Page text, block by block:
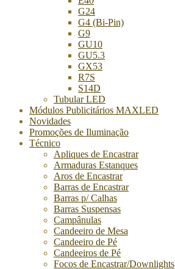
G24
G4 (Bi-Pin)
G9
GU10
GU5.3
GX53
R7S
S14D
Tubular LED
Módulos Publicitários MAXLED
Novidades
Promoções de Iluminação
Técnico
Apliques de Encastrar
Armaduras Estanques
Aros de Encastrar
Barras de Encastrar
Barras p/ Calhas
Barras Suspensas
Campânulas
Candeeiro de Mesa
Candeeiro de Pé
Candeeiros de Pé
Focos de Encastrar/Downlights